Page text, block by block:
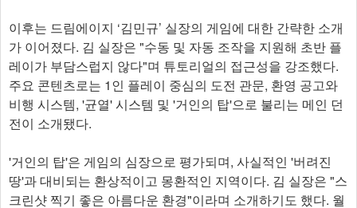
이후는 드림에이지 ‘김민규’ 실장의 게임에 대한 간략한 소개
가 이어졌다. 김 실장은 "수동 및 자동 조작을 지원해 초반 플
레이가 부담스럽지 않다"며 튜토리얼의 접근성을 강조했다.
주요 콘텐츠로는 1인 플레이 중심의 도전 관문, 환영 공고와
비행 시스템, '균열' 시스템 및 '거인의 탑'으로 불리는 메인 던
전이 소개됐다.
'거인의 탑'은 게임의 심장으로 평가되며, 사실적인 '버려진
땅'과 대비되는 환상적이고 몽환적인 지역이다. 김 실장은 "스
크린샷 찍기 좋은 아름다운 환경"이라며 소개하기도 했다. 월